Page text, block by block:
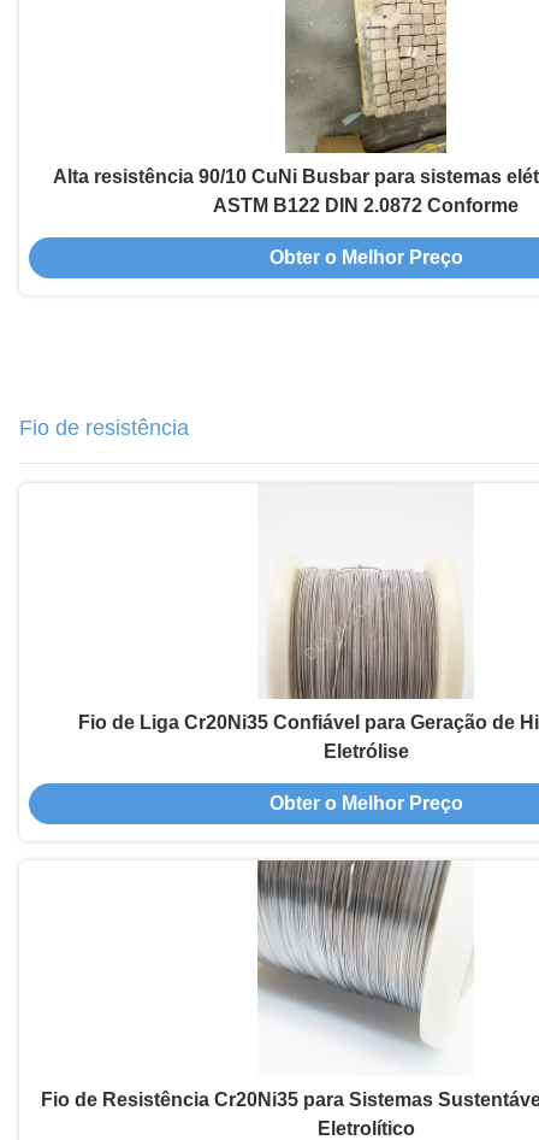
Alta resistência 90/10 CuNi Busbar para sistemas
ASTM B122 DIN 2.0872 Conforme
Obter o Melhor Preço
Fio de resistência
Fio de Liga Cr20Ni35 Confiável para Geração de
Eletrólise
Obter o Melhor Preço
Fio de Resistência Cr20Ni35 para Sistemas
Eletrolítico